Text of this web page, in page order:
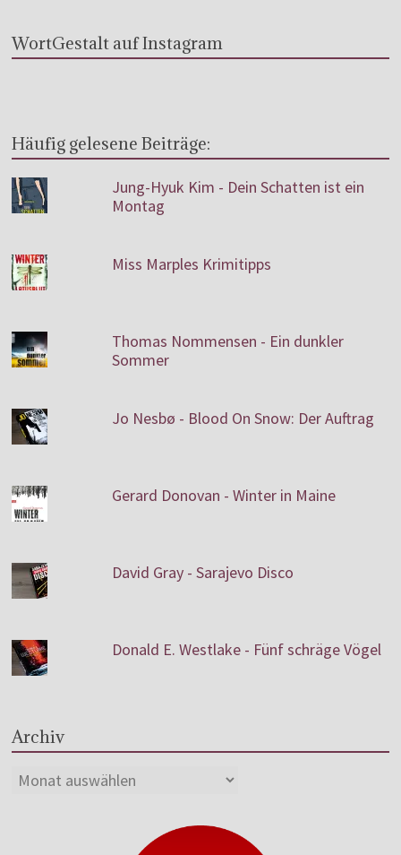
WortGestalt auf Instagram
Häufig gelesene Beiträge:
Jung-Hyuk Kim - Dein Schatten ist ein
Montag
Miss Marples Krimitipps
Thomas Nommensen - Ein dunkler
Sommer
Jo Nesbø - Blood On Snow: Der Auftrag
Gerard Donovan - Winter in Maine
David Gray - Sarajevo Disco
Donald E. Westlake - Fünf schräge Vögel
Archiv